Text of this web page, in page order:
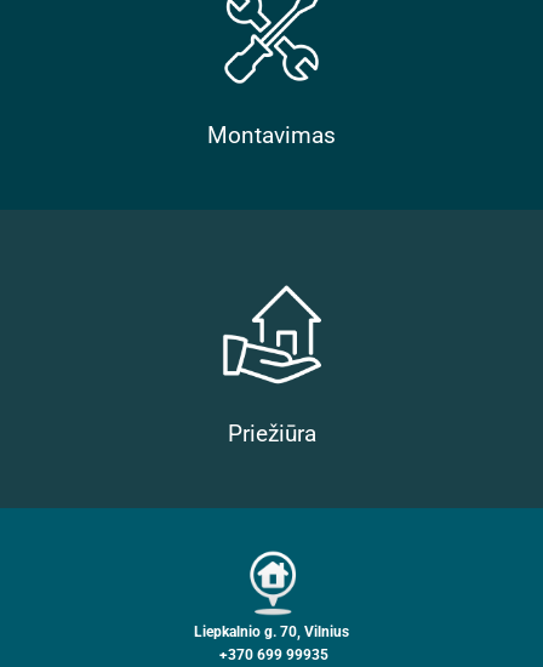
Montavimas
Priežiūra
Liepkalnio g. 70, Vilnius
+370 699 99935